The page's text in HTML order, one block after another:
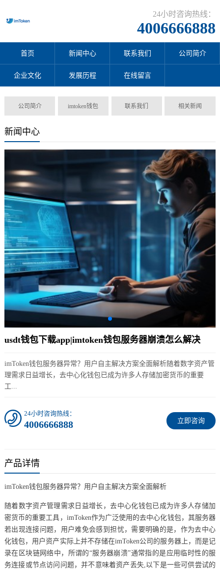
24小时咨询热线：
4006666888
首页 新闻中心 联系我们 公司简介
企业文化 发展历程 在线留言
公司简介 imtoken钱包 联系我们 相关新闻
新闻中心
usdt钱包下载app|imtoken钱包服务器崩溃怎么解决
imToken钱包服务器异常？用户自主解决方案全面解析随着数字资产管
理需求日益增长，去中心化钱包已成为许多人存储加密货币的重要
工...
立即咨询
24小时咨询热线：
4006666888
产品详情
imToken钱包服务器异常？用户自主解决方案全面解析
随着数字资产管理需求日益增长，去中心化钱包已成为许多人存储加
密货币的重要工具，imToken作为广泛使用的去中心化钱包，其服务器
若出现连接问题，用户难免会感到担忧，需要明确的是，作为去中心
化钱包，用户资产实际上并不存储在imToken公司的服务器上，而是记
录在区块链网络中，所谓的“服务器崩溃”通常指的是应用临时性的服
务连接或节点访问问题，并不意味着资产丢失,以下是一些可供尝试的